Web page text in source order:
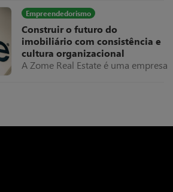
de evolução empresarial em
Portugal, destacando-se pela sua
capacidade de adaptação,
diversificação e internacionalização
ao longo de mais de seis décadas
de atividade.
Empreendedorismo
Construir o futuro do
imobiliário com consistência e
cultura organizacional
A Zome Real Estate é uma empresa
tecnologia e na capacitação dos